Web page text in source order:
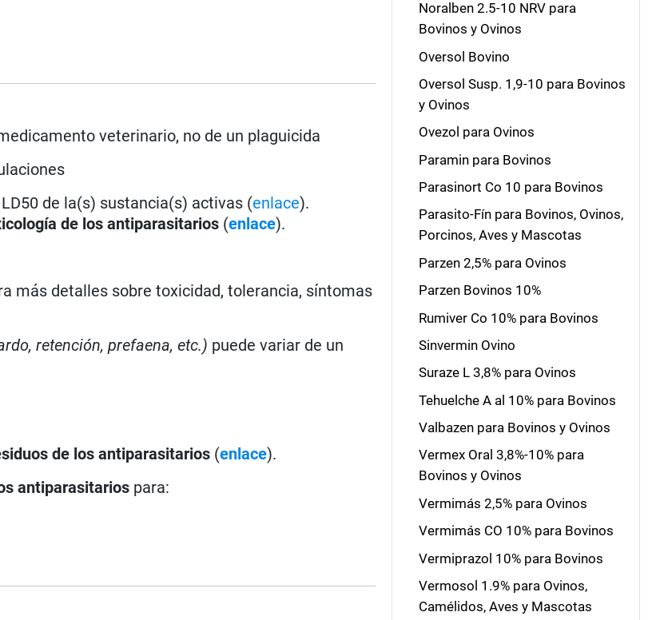
veterinario, no de un plaguicida
de la(s) sustancia(s) activas (enlace).
de los antiparasitarios (enlace).
más detalles sobre toxicidad, tolerancia, síntomas
retención, prefaena, etc.) puede variar de un
de los antiparasitarios (enlace).
antiparasitarios para:
Noralben 2.5-10 NRV para
Bovinos y Ovinos
Oversol Bovino
Oversol Susp. 1,9-10 para Bovinos
y Ovinos
Ovezol para Ovinos
Paramin para Bovinos
Parasinort Co 10 para Bovinos
Parasito-Fín para Bovinos, Ovinos,
Porcinos, Aves y Mascotas
Parzen 2,5% para Ovinos
Parzen Bovinos 10%
Rumiver Co 10% para Bovinos
Sinvermin Ovino
Suraze L 3,8% para Ovinos
Tehuelche A al 10% para Bovinos
Valbazen para Bovinos y Ovinos
Vermex Oral 3,8%-10% para
Bovinos y Ovinos
Vermimás 2,5% para Ovinos
Vermimás CO 10% para Bovinos
Vermiprazol 10% para Bovinos
Vermosol 1.9% para Ovinos,
Camélidos, Aves y Mascotas